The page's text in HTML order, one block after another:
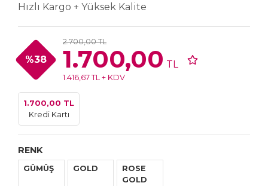
Hızlı Kargo + Yüksek Kalite
%38
2.700,00 TL
1.700,00 TL
1.416,67 TL + KDV
1.700,00 TL
Kredi Kartı
RENK
GÜMÜŞ GOLD
ROSE
GOLD